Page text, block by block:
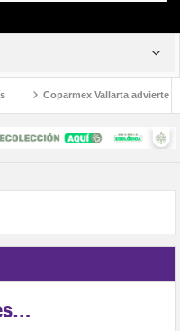
Coparmex Vallarta advierte
Social el programa Justicia